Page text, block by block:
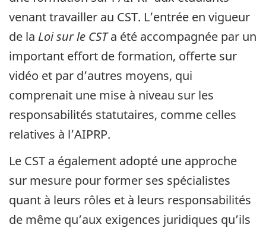
venant travailler au CST. L’entrée en vigueur
de la Loi sur le CSTa été accompagnée par un
important effort de formation, offerte sur
vidéo et par d’autres moyens, qui
comprenait une mise à niveau sur les
responsabilités statutaires, comme celles
relatives à l’AIPRP.
Le CST a également adopté une approche
sur mesure pour former ses spécialistes
quant à leurs rôles et à leurs responsabilités
de même qu’aux exigences juridiques qu’ils